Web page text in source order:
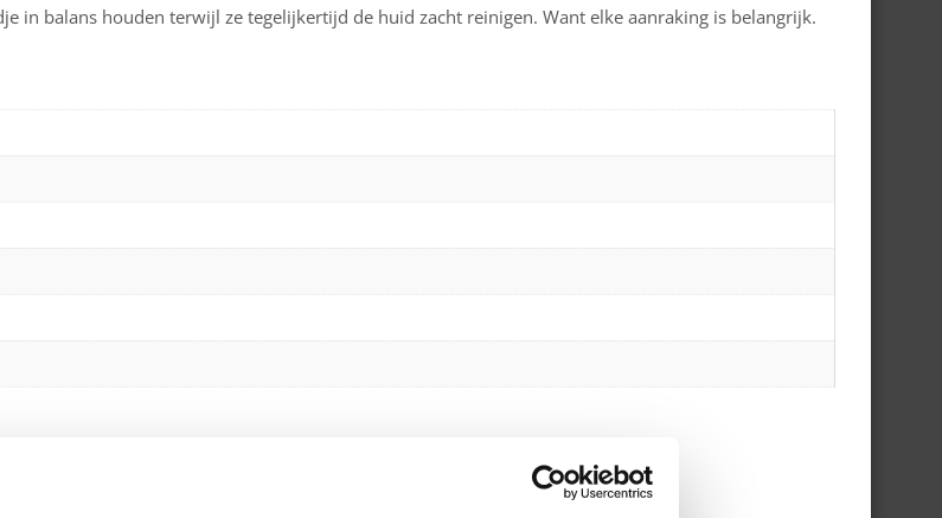
in balans houden terwijl ze tegelijkertijd de huid zacht reinigen. Want elke aanraking is belangrijk.